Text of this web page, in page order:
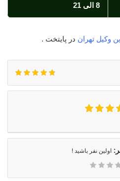
8 الی 21
وکیل تهران در پایتخت .
اولین نفر باشید !